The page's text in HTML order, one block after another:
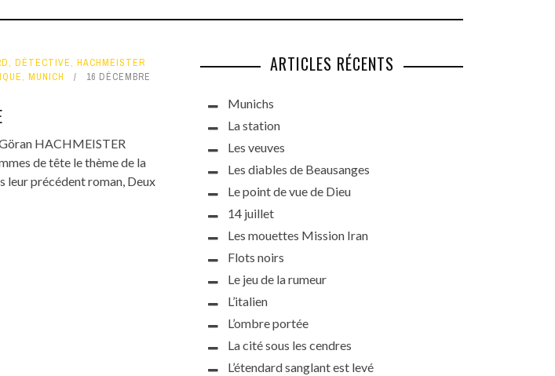
, DÉTECTIVE, HACHMEISTER
, MUNICH
16 DÉCEMBRE
HACHMEISTER
de tête le thème de la
leur précédent roman, Deux
ARTICLES RÉCENTS
Munichs
La station
Les veuves
Les diables de Beausanges
Le point de vue de Dieu
14 juillet
Les mouettes Mission Iran
Flots noirs
Le jeu de la rumeur
L’italien
L’ombre portée
La cité sous les cendres
L’étendard sanglant est levé